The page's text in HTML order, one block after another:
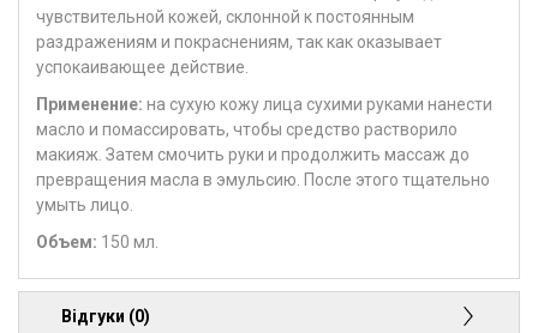
чувствительной кожей, склонной к постоянным
раздражениям и покраснениям, так как оказывает
успокаивающее действие.
Применение: на сухую кожу лица сухими руками нанести
масло и помассировать, чтобы средство растворило
макияж. Затем смочить руки и продолжить массаж до
превращения масла в эмульсию. После этого тщательно
умыть лицо.
Объем: 150 мл.
Відгуки (0)